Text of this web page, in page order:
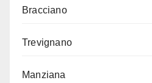
Bracciano
Trevignano
Manziana